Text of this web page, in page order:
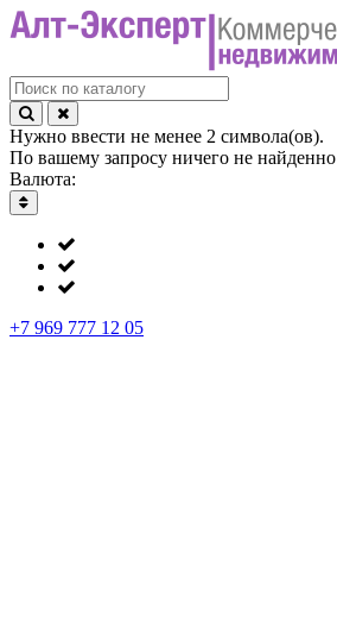
Нужно ввести не менее 2 символа(ов).
По вашему запросу ничего не найденно
Валюта:
+7 969 777 12 05